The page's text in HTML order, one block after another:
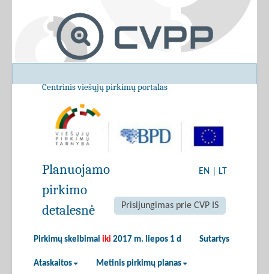
Centrinis viešųjų pirkimų portalas
EN LT
Prisijungimas prie CVP IS
Pirkimų skelbimai iki 2017 m. liepos 1 d Sutartys
Ataskaitos Metinis pirkimų planas
Planuojamo
pirkimo
detalesnė